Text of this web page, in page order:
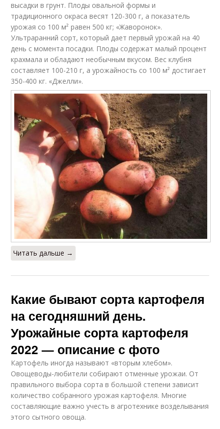
высадки в грунт. Плоды овальной формы и
традиционного окраса весят 120-300 г, а показатель
урожая со 100 м² равен 500 кг; «Жаворонок».
Ультраранний сорт, который дает первый урожай на 40
день с момента посадки. Плоды содержат малый процент
крахмала и обладают необычным вкусом. Вес клубня
составляет 100-210 г, а урожайность со 100 м² достигает
350-400 кг. «Джелли».
Читать дальше →
Какие бывают сорта картофеля
на сегодняшний день.
Урожайные сорта картофеля
2022 — описание с фото
Картофель иногда называют «вторым хлебом».
Овощеводы-любители собирают отменные урожаи. От
правильного выбора сорта в большой степени зависит
количество собранного урожая картофеля. Многие
составляющие важно учесть в агротехнике возделывания
этого сытного овоща.